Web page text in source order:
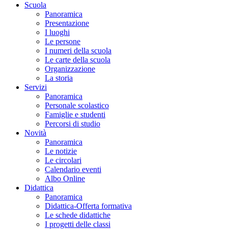
Scuola
Panoramica
Presentazione
I luoghi
Le persone
I numeri della scuola
Le carte della scuola
Organizzazione
La storia
Servizi
Panoramica
Personale scolastico
Famiglie e studenti
Percorsi di studio
Novità
Panoramica
Le notizie
Le circolari
Calendario eventi
Albo Online
Didattica
Panoramica
Didattica-Offerta formativa
Le schede didattiche
I progetti delle classi